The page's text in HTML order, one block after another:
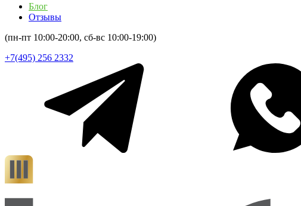
Блог
Отзывы
(пн-пт 10:00-20:00, сб-вс 10:00-19:00)
+7(495) 256 2332